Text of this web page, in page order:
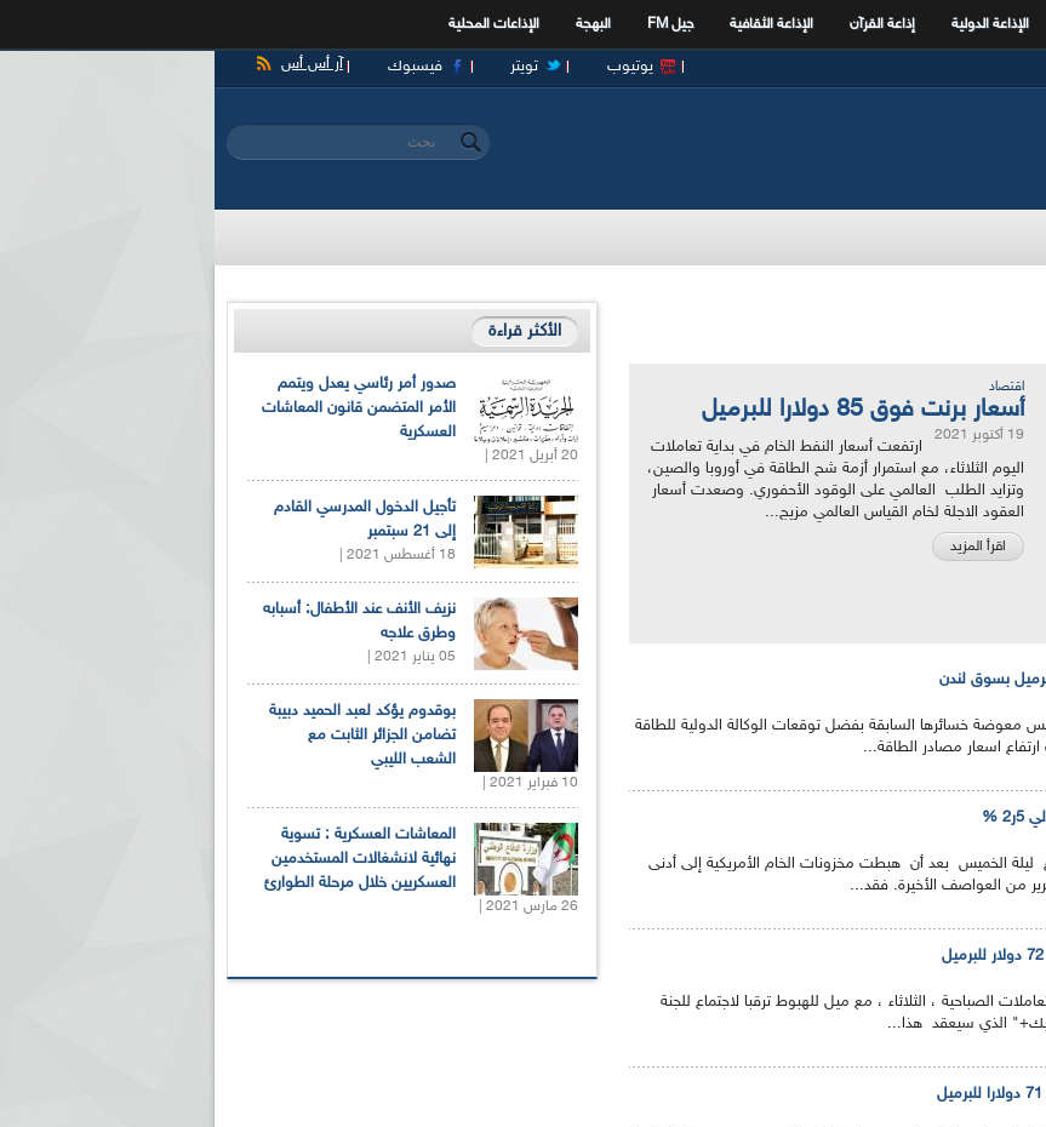
الإذاعة الدولية إذاعة القرآن الإذاعة الثقافية جيل FM البهجة الإذاعات المحلية
آر أس أس فيسبوك تويتر يوتيوب
استمارة البحث
‏بحث ‏
اقتصاد
أسعار برنت فوق 85 دولارا للبرميل
19 أكتوبر 2021
ارتفعت أسعار النفط الخام في بداية تعاملات
اليوم الثلاثاء، مع استمرار أزمة شح الطاقة في أوروبا والصين،
وتزايد الطلب العالمي على الوقود الأحفوري. وصعدت أسعار
العقود الاجلة لخام القياس العالمي مزيج...
اقرأ المزيد
معوضة خسائرها السابقة بفضل توقعات الوكالة الدولية للطاقة
اسعار مصادر الطاقة...
%
ليلة الخميس بعد أن هبطت مخزونات الخام الأمريكية إلى أدنى
من العواصف الأخيرة.‏ فقد...
الصباحية ، الثلاثاء ، مع ميل للهبوط ترقبا لاجتماع للجنة
الذي سيعقد هذا...
الأكثر قراءة
صدور أمر رئاسي يعدل ويتمم
الأمر المتضمن قانون المعاشات
العسكرية
20 أبريل 2021 |
تأجيل الدخول المدرسي القادم
إلى 21 سبتمبر
18 أغسطس 2021 |
نزيف الأنف عند الأطفال: أسبابه
وطرق علاجه
05 يناير 2021 |
بوقدوم يؤكد لعبد الحميد دبيبة
تضامن الجزائر الثابت مع
الشعب الليبي
10 فبراير 2021 |
المعاشات العسكرية : تسوية
نهائية لانشغالات المستخدمين
العسكريين خلال مرحلة الطوارئ
26 مارس 2021 |